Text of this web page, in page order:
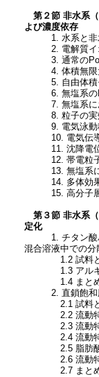
第２節 非水系（
よび濃度依存
1. 水系と非
2. 電解質イオ
3. 通常の
4. 体積無限大
5. 自由体積
6. 無塩系の
7. 無塩系にお
8. 粒子の実効
9. 電気泳動
10. 電気伝
11. 沈降電位
12. 帯電粒子
13. 無塩系に
14. 多体効
15. 高分子層
第３節 非水系（
定化
1. チタン酸バ
混合溶液中での分
1.2 試料と
1.3 アルキル
1.4 まと
2. 直鎖飽和脂
2.1 試料と
2.2 流動特性
2.3 流動特性
2.4 流動特性
2.5 脂肪酸の
2.6 流動特性
2.7 まと